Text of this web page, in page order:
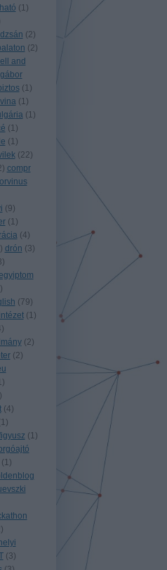
(1)
(2)
(2)
and
(1)
(1)
(1)
(1)
(1)
(22)
) compr
(9)
(1)
(4)
) drón (3)
)
)
(79)
(1)
)
(2)
(2)
)
)
(4)
1)
(1)
(1)
)
helyi
(3)